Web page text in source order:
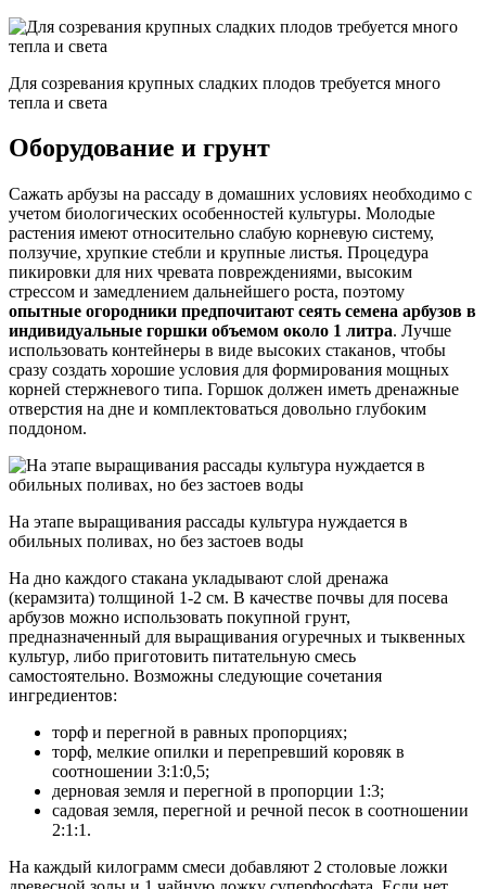
Для созревания крупных сладких плодов требуется много
тепла и света
Оборудование и грунт
Сажать арбузы на рассаду в домашних условиях необходимо с
учетом биологических особенностей культуры. Молодые
растения имеют относительно слабую корневую систему,
ползучие, хрупкие стебли и крупные листья. Процедура
пикировки для них чревата повреждениями, высоким
стрессом и замедлением дальнейшего роста, поэтому
опытные огородники предпочитают сеять семена арбузов в
индивидуальные горшки объемом около 1 литра. Лучше
использовать контейнеры в виде высоких стаканов, чтобы
сразу создать хорошие условия для формирования мощных
корней стержневого типа. Горшок должен иметь дренажные
отверстия на дне и комплектоваться довольно глубоким
поддоном.
На этапе выращивания рассады культура нуждается в
обильных поливах, но без застоев воды
На дно каждого стакана укладывают слой дренажа
(керамзита) толщиной 1-2 см. В качестве почвы для посева
арбузов можно использовать покупной грунт,
предназначенный для выращивания огуречных и тыквенных
культур, либо приготовить питательную смесь
самостоятельно. Возможны следующие сочетания
ингредиентов:
торф и перегной в равных пропорциях;
торф, мелкие опилки и перепревший коровяк в
соотношении 3:1:0,5;
дерновая земля и перегной в пропорции 1:3;
садовая земля, перегной и речной песок в соотношении
2:1:1.
На каждый килограмм смеси добавляют 2 столовые ложки